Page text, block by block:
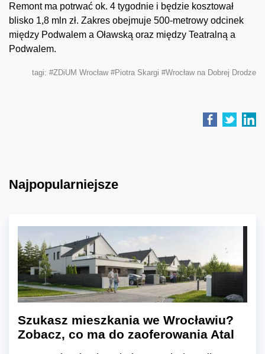
Remont ma potrwać ok. 4 tygodnie i będzie kosztował
blisko 1,8 mln zł. Zakres obejmuje 500-metrowy odcinek
między Podwalem a Oławską oraz między Teatralną a
Podwalem.
tagi: #ZDiUM Wrocław #Piotra Skargi #Wrocław na Dobrej Drodze
Najpopularniejsze
Szukasz mieszkania we Wrocławiu?
Zobacz, co ma do zaoferowania Atal